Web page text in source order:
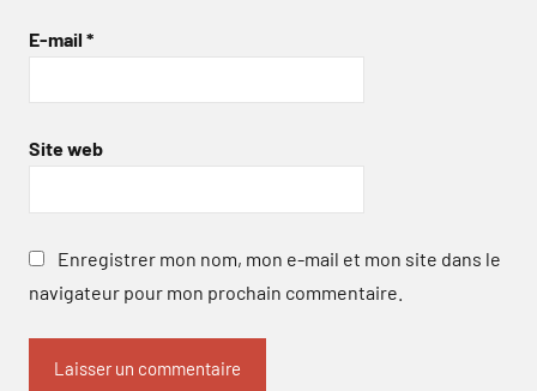
E-mail *
Site web
Enregistrer mon nom, mon e-mail et mon site dans le
navigateur pour mon prochain commentaire.